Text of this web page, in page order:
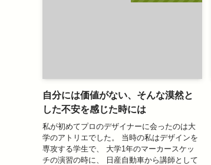
自分には価値がない、そんな漠然と
した不安を感じた時には
私が初めてプロのデザイナーに会ったのは大
学のアトリエでした。 当時の私はデザインを
専攻する学生で、 大学1年のマーカースケッ
チの演習の時に、 日産自動車から講師として